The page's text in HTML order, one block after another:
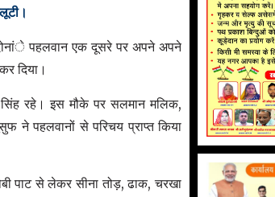
पहलवान एक दूसरे पर अपने अपने
दिया।
रहे। इस मौके पर सलमान मलिक,
ने पहलवानों से परिचय प्राप्त किया
पाट से लेकर सीना तोड़, ढाक, चरखा